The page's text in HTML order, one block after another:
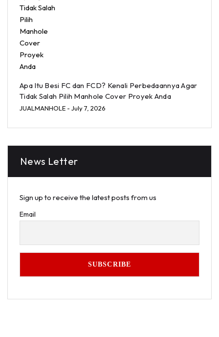
Apa Itu Besi FC dan FCD? Kenali Perbedaannya Agar
Tidak Salah Pilih Manhole Cover Proyek Anda
JUALMANHOLE - July 7, 2026
News Letter
Sign up to receive the latest posts from us
Email